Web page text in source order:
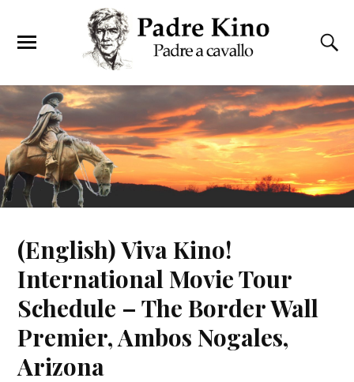
(English) Viva Kino!
International Movie Tour
Schedule – The Border Wall
Premier, Ambos Nogales,
Arizona